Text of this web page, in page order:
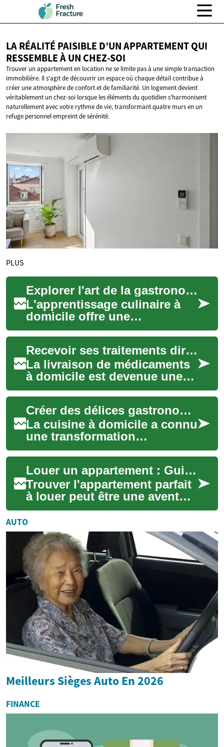
LA RÉALITÉ PAISIBLE D’UN APPARTEMENT QUI
RESSEMBLE ÀUN CHEZ-SOI
Trouver un appartement en location ne se limite pas à une simple transaction
immobilière. Il s'agit de découvrir un espace où chaque détail contribue à
créer une atmosphère de confort et de familiarité. Un logement devient
véritablement un chez-soi lorsque les éléments du quotidien s'harmonisent
naturellement avec votre rythme de vie, transformant quatre murs en un
refuge personnel empreint de sérénité.
PLUS
Explorer l'art de la gastronomie chez soi
L'apprentissage culinaire à
domicile offre une
opportunité unique d'explorer
le monde de la gastronomie
depuis le con...
Recevoir ses traitements directement chez soi
La livraison de médicaments
à domicile est devenue une
option de plus en plus
pertinente pour de
nombreuses personnes...
Créer des délices gastronomiques chez soi
La cuisine à domicile a connu
une transformation
significative au fil des ans,
évoluant d'une simple
nécessité à une ...
Louer un appartement : Guide complet pour trouver votre chez-vous idéal
Trouver l'appartement parfait
à louer peut être une aventure
passionnante, mais aussi un
défi de taille. Que vous soy...
AUTO
Meilleurs Sièges Auto En 2026
FINANCE